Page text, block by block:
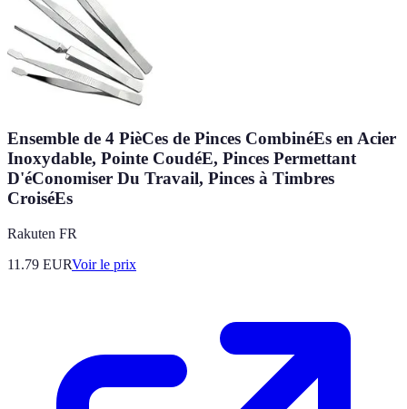
Ensemble de 4 PièCes de Pinces CombinéEs en Acier
Inoxydable, Pointe CoudéE, Pinces Permettant
D'éConomiser Du Travail, Pinces à Timbres
CroiséEs
Rakuten FR
11.79 EURVoir le prix